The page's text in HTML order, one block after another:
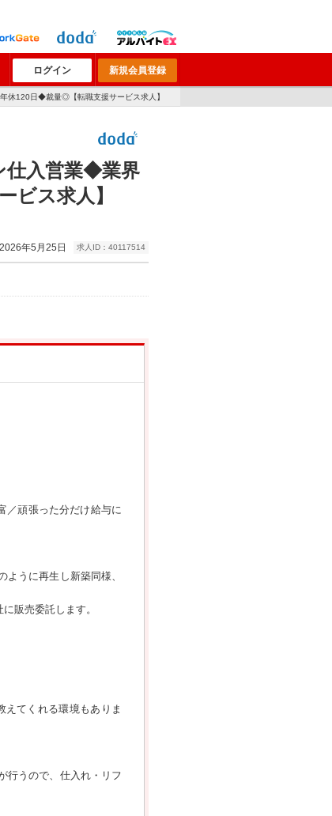
ログイン 新規会員登録
休120日◆裁量◎【転職支援サービス求人】
仕入営業◆業界
ス求人】
年5月25日 求人ID：40117514
／頑張った分だけ給与に
うに再生し新築同様、
販売委託します。
てくれる環境もありま
行うので、仕入れ・リフ